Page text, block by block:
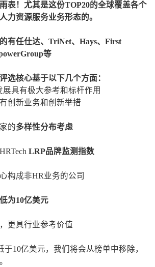
表！尤其是这份TOP20的全球覆盖各个
力资源服务业务形态的。
有任仕达、TriNet、Hays、First
等
选核心基于以下几个方面：
具有极大参考和标杆作用
创新业务和创新举措
的多样性分布考虑
LRP品牌监测指数
构成非HR业务的公司
低为10亿美元
更具行业参考价值
于10亿美元，我们将会从榜单中移除，